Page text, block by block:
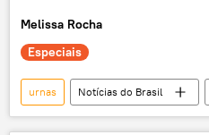
Melissa Rocha
Especiais
urnas Notícias do Brasil
Jair Bolsonaro